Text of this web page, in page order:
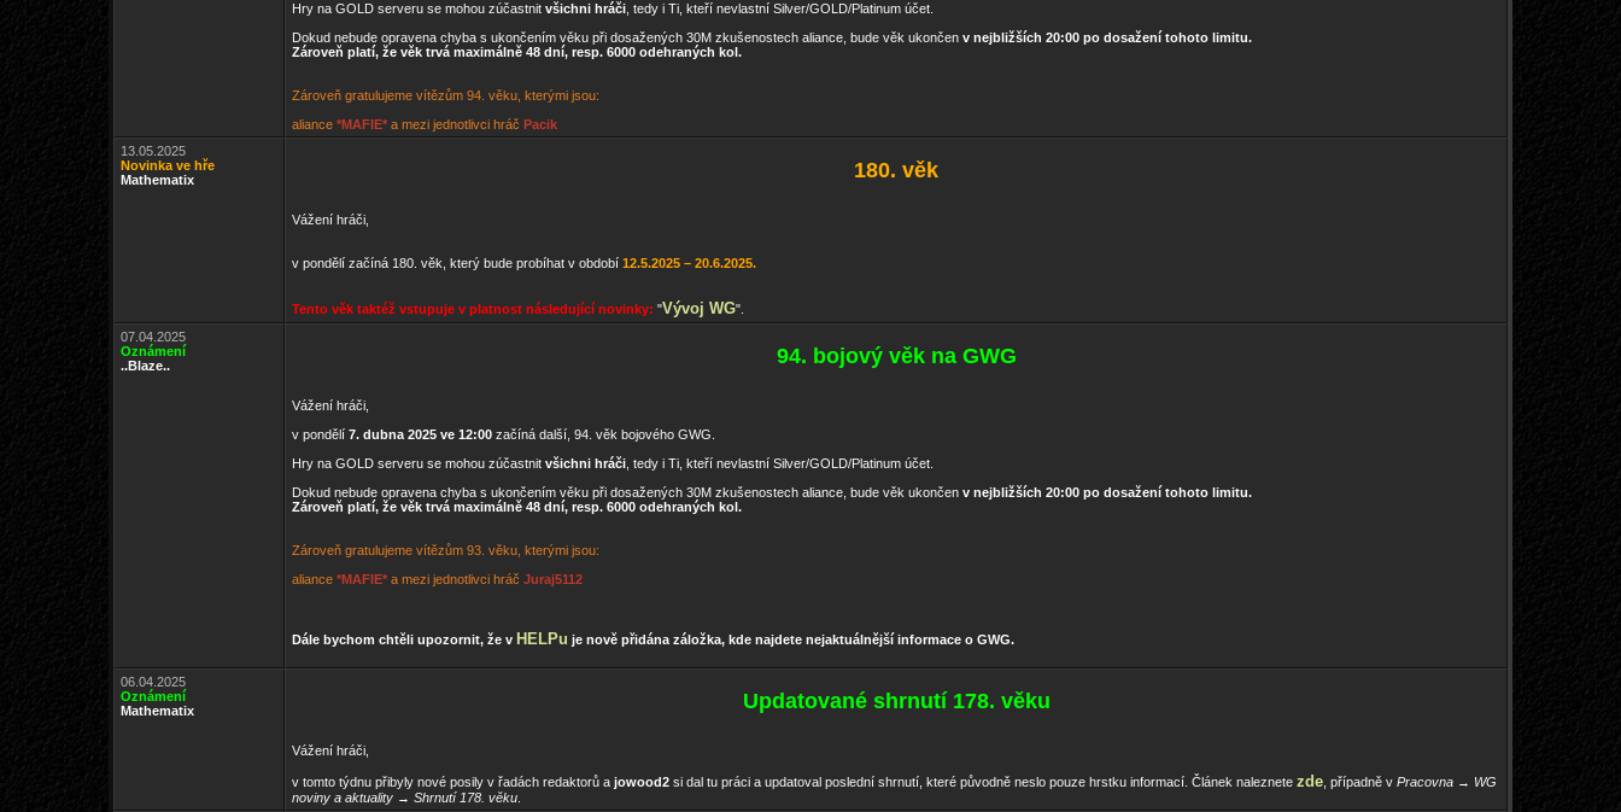
Hry na GOLD serveru se mohou zúčastnit všichni hráči , tedy i Ti, kteří nevlastní Silver/GOLD/Platinum účet.
Dokud nebude opravena chyba s ukončením věku při dosažených 30M zkušenostech aliance, bude věk ukončen v nejbližších 20:00 po dosažení tohoto limitu.
Zároveň platí, že věk trvá maximálně 48 dní, resp. 6000 odehraných kol.
Zároveň gratulujeme vítězům 94. věku, kterými jsou:
aliance *MAFIE* a mezi jednotlivci hráč Pacik
13.05.2025
Novinka ve hře
Mathematix
180. věk
Vážení hráči,
v pondělí začíná 180. věk, který bude probíhat v období 12.5.2025 – 20.6.2025.
Tento věk taktéž vstupuje v platnost následující novinky: "Vývoj WG".
07.04.2025
Oznámení
..Blaze..
94. bojový věk na GWG
Vážení hráči,
v pondělí 7. dubna 2025 ve 12:00 začíná další, 94. věk bojového GWG.
Hry na GOLD serveru se mohou zúčastnit všichni hráči , tedy i Ti, kteří nevlastní Silver/GOLD/Platinum účet.
Dokud nebude opravena chyba s ukončením věku při dosažených 30M zkušenostech aliance, bude věk ukončen v nejbližších 20:00 po dosažení tohoto limitu.
Zároveň platí, že věk trvá maximálně 48 dní, resp. 6000 odehraných kol.
Zároveň gratulujeme vítězům 93. věku, kterými jsou:
aliance *MAFIE* a mezi jednotlivci hráč Juraj5112
Dále bychom chtěli upozornit, že v HELPu je nově přidána záložka, kde najdete nejaktuálnější informace o GWG.
06.04.2025
Oznámení
Mathematix
Updatované shrnutí 178. věku
Vážení hráči,
v tomto týdnu přibyly nové posily v řadách redaktorů a jowood2 si dal tu práci a updatoval poslední shrnutí, které původně neslo pouze hrstku informací. Článek naleznete zde , případně v Pracovna → WG
noviny a aktuality → Shrnutí 178. věku